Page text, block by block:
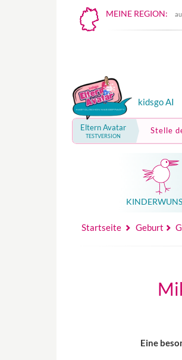
MEINE REGION:
kidsgo AI
Eltern Avatar
TESTVERSION
Stelle
Startseite Geburt
Eine